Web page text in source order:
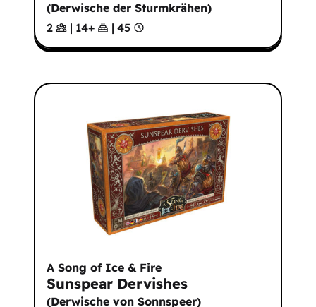
(Derwische der Sturmkrähen)
2
| 14+ | 45
A Song of Ice & Fire
Sunspear Dervishes
(Derwische von Sonnspeer)